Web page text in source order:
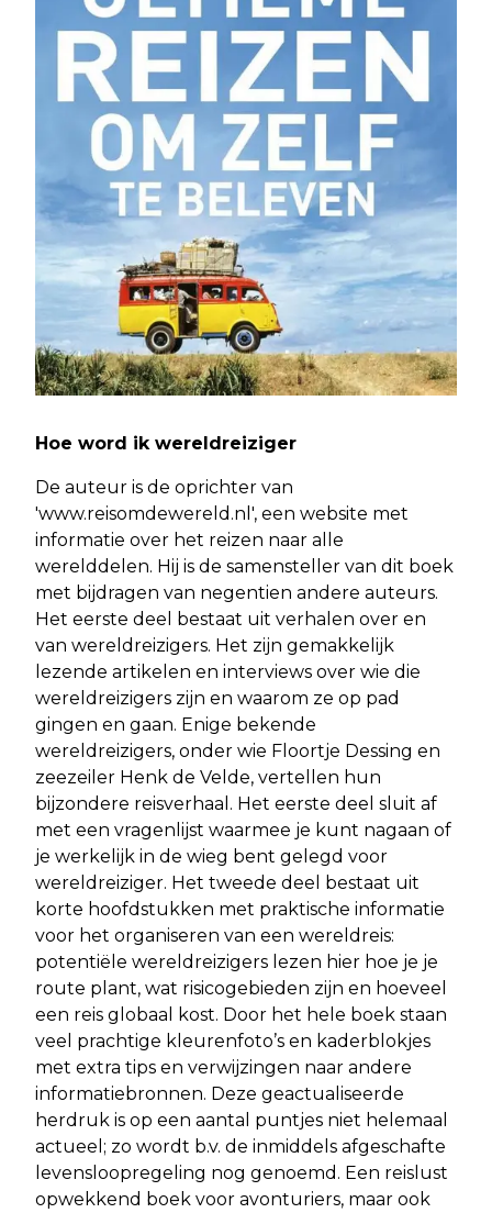
Hoe word ik wereldreiziger
De auteur is de oprichter van
'www.reisomdewereld.nl', een website met
informatie over het reizen naar alle
werelddelen. Hij is de samensteller van dit boek
met bijdragen van negentien andere auteurs.
Het eerste deel bestaat uit verhalen over en
van wereldreizigers. Het zijn gemakkelijk
lezende artikelen en interviews over wie die
wereldreizigers zijn en waarom ze op pad
gingen en gaan. Enige bekende
wereldreizigers, onder wie Floortje Dessing en
zeezeiler Henk de Velde, vertellen hun
bijzondere reisverhaal. Het eerste deel sluit af
met een vragenlijst waarmee je kunt nagaan of
je werkelijk in de wieg bent gelegd voor
wereldreiziger. Het tweede deel bestaat uit
korte hoofdstukken met praktische informatie
voor het organiseren van een wereldreis:
potentiële wereldreizigers lezen hier hoe je je
route plant, wat risicogebieden zijn en hoeveel
een reis globaal kost. Door het hele boek staan
veel prachtige kleurenfoto’s en kaderblokjes
met extra tips en verwijzingen naar andere
informatiebronnen. Deze geactualiseerde
herdruk is op een aantal puntjes niet helemaal
actueel; zo wordt b.v. de inmiddels afgeschafte
levensloopregeling nog genoemd. Een reislust
opwekkend boek voor avonturiers, maar ook